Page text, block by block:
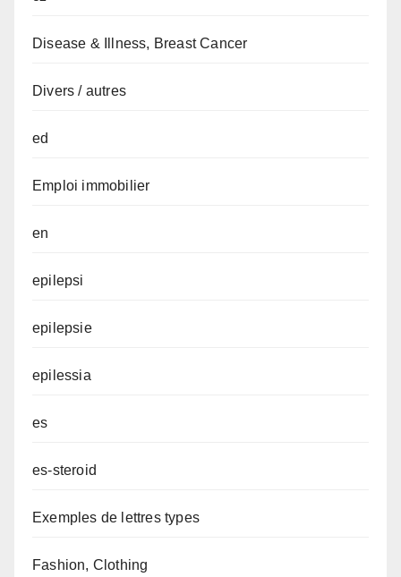
Disease & Illness, Breast Cancer
Divers / autres
ed
Emploi immobilier
en
epilepsi
epilepsie
epilessia
es
es-steroid
Exemples de lettres types
Fashion, Clothing